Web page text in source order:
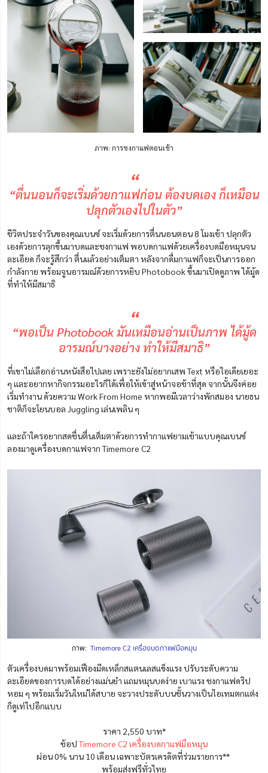
ภาพ: การชงกาแฟตอนเช้า
“
“ตื่นนอนก็จะเริ่มด้วยกาแฟก่อน ต้องบดเอง ก็เหมือน
ปลุกตัวเองไปในตัว”
ชีวิตประจำวันของคุณเบนซ์ จะเริ่มด้วยการตื่นนอนตอน 8 โมงเช้า ปลุกตัว
เองด้วยการลุกขึ้นมาบดและชงกาแฟ พอบดกาแฟด้วยเครื่องบดมือหมุนจน
ละเอียด ก็จะรู้สึกว่า ตื่นแล้วอย่างเต็มตา หลังจากดื่มกาแฟก็จะเป็นการออก
กำลังกาย พร้อมจูนอารมณ์ด้วยการหยิบ Photobook ขึ้นมาเปิดดูภาพ ได้มู้ด
ที่ทำให้มีสมาธิ
“
“พอเป็น Photobook มันเหมือนอ่านเป็นภาพ ได้มู้ด
อารมณ์บางอย่าง ทำให้มีสมาธิ”
ที่เขาไม่เลือกอ่านหนังสือไปเลย เพราะยังไม่อยากเสพ Text หรือไอเดียเยอะ
ๆ และอยากหากิจกรรมอะไรก็ได้เพื่อให้เข้าสู่หน้าจอช้าที่สุด จากนั้นจึงค่อย
เริ่มทำงาน ด้วยความ Work From Home หากพอมีเวลาว่างพักสมอง นายธน
ชาติก็จะโยนบอล Juggling เล่นเพลิน ๆ
และถ้าใครอยากสดชื่นตื่นเต็มตาด้วยการทำกาแฟยามเช้าแบบคุณเบนซ์
ลองมาดูเครื่องบดกาแฟจาก Timemore C2
ภาพ: Timemore C2 เครื่องบดกาแฟมือหมุน
ตัวเครื่องบดมาพร้อมเฟืองมีดเหล็กสแตนเลสแข็งแรง ปรับระดับความ
ละเอียดของการบดได้อย่างแม่นยำ แถมหมุนบดง่าย เบาแรง ชงกาแฟดริป
หอม ๆ พร้อมเริ่มวันใหม่ได้สบาย จะวางประดับบนชั้นวางเป็นไอเทมตกแต่ง
ก็ดูเท่ไปอีกแบบ
ราคา 2,550 บาท*
ช้อปTimemore C2 เครื่องบดกาแฟมือหมุน
ผ่อน 0% นาน 10 เดือน เฉพาะบัตรเครดิตที่ร่วมรายการ**
พร้อมส่งฟรีทั่วไทย